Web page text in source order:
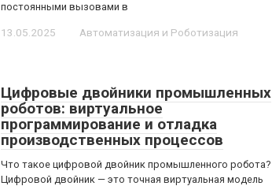
постоянными вызовами в
13.05.2025 Автоматизация и Роботизация
Цифровые двойники промышленных
роботов: виртуальное
программирование и отладка
производственных процессов
Что такое цифровой двойник промышленного робота?
Цифровой двойник — это точная виртуальная модель